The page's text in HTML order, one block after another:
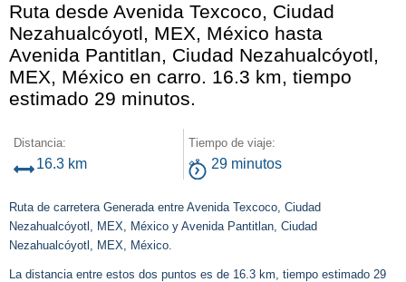
Ruta desde Avenida Texcoco, Ciudad
Nezahualcóyotl, MEX, México hasta
Avenida Pantitlan, Ciudad Nezahualcóyotl,
MEX, México en carro. 16.3 km, tiempo
estimado 29 minutos.
Distancia:
16.3 km
Tiempo de viaje:
29 minutos
Ruta de carretera Generada entre Avenida Texcoco, Ciudad
Nezahualcóyotl, MEX, México y Avenida Pantitlan, Ciudad
Nezahualcóyotl, MEX, México.
La distancia entre estos dos puntos es de 16.3 km, tiempo estimado 29